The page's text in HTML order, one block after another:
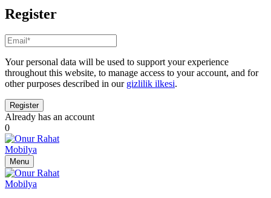
Register
Your personal data will be used to support your experience
throughout this website, to manage access to your account, and for
other purposes described in our gizlilik ilkesi.
Already has an account
0
Menu